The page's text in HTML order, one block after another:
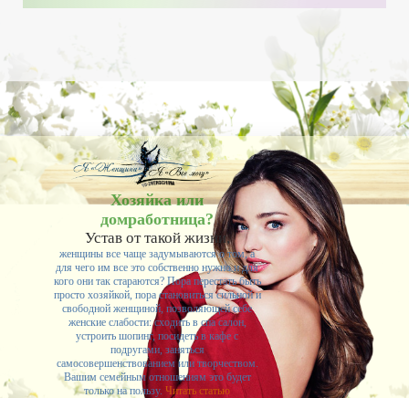
Хозяйка или
домработница?
Устав от такой жизни,
женщины все чаще задумываются о том, а
для чего им все это собственно нужно и для
кого они так стараются? Пора перестать быть
просто хозяйкой, пора становиться сильной и
свободной женщиной, позволяющей себе
женские слабости: сходить в спа салон,
устроить шопинг, посидеть в кафе с
подругами, заняться
самосовершенствованием или творчеством.
Вашим семейным отношениям это будет
только на пользу. Читать статью